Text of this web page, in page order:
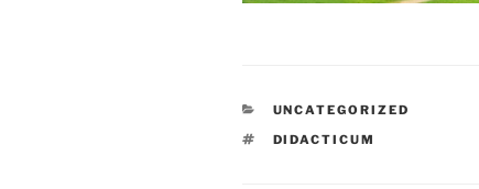
CATEGORIES
UNCATEGORIZED
TAGS
DIDACTICUM